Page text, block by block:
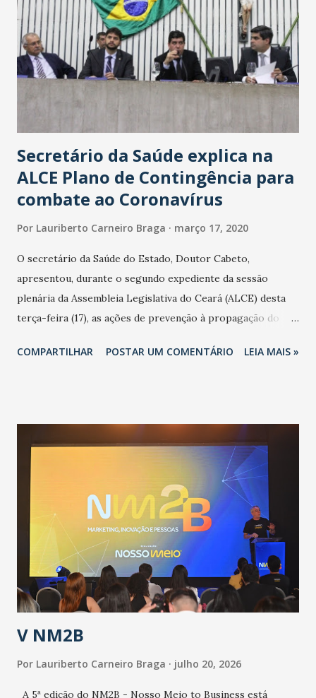
Secretário da Saúde explica na
ALCE Plano de Contingência para
combate ao Coronavírus
Por Lauriberto Carneiro Braga março 17, 2020
O secretário da Saúde do Estado, Doutor Cabeto,
apresentou, durante o segundo expediente da sessão
plenária da Assembleia Legislativa do Ceará (ALCE) desta
terça-feira (17), as ações de prevenção à propagação do
adotadas pelo Governo do Estado na contenção da
população suspeita e de cuidados com os ambientes
públicos e domiciliares. “Nós não estamos vivendo uma
epidemia comum, como temos em todos os anos, com
aumento de casos de dengue, influenza ou H1N1. Trata-se
de uma epidemia com um vírus diferente, com um poder de
contaminação maior que outros coronavírus”, apontou o
secretário. Segundo ele, é uma epidemia com chance de
contaminação alta, podendo gerar um grande risco à
população e ao sistema de saúde. “Precisamos saber fazer a
estratificação do risco da doença, para não so...
COMPARTILHAR POSTAR UM COMENTÁRIO LEIA MAIS »
V NM2B
Por Lauriberto Carneiro Braga julho 20, 2026
A 5ª edição do NM2B - Nosso Meio to Business está